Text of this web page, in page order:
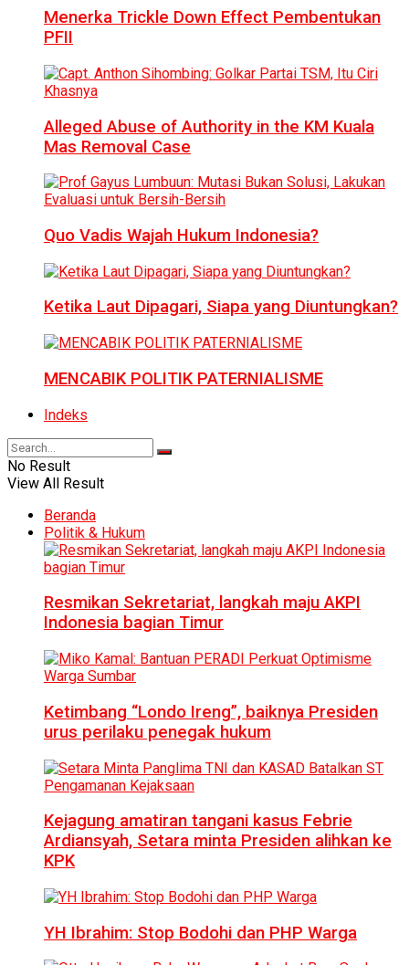
Menerka Trickle Down Effect Pembentukan
PFII
Alleged Abuse of Authority in the KM Kuala
Mas Removal Case
Quo Vadis Wajah Hukum Indonesia?
Ketika Laut Dipagari, Siapa yang Diuntungkan?
MENCABIK POLITIK PATERNIALISME
Indeks
No Result
View All Result
Beranda
Politik & Hukum
Resmikan Sekretariat, langkah maju AKPI
Indonesia bagian Timur
Ketimbang “Londo Ireng”, baiknya Presiden
urus perilaku penegak hukum
Kejagung amatiran tangani kasus Febrie
Ardiansyah, Setara minta Presiden alihkan ke
KPK
YH Ibrahim: Stop Bodohi dan PHP Warga